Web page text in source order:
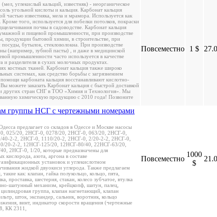
углекислый кальций, известняк) - неорганическое
угольной кислоты и кальция. Карбонат кальция
частью известняка, мела и мрамора. Используется как
того, используется для побелки потолков, покраски
почвы в садоводстве. Карбонат кальция
и пищевой промышленности, при производстве
продукции бытовой химии, в строительстве, при
посуды, бутылок, стекловолокна. При производстве
(например, зубной пасты) , и даже в медицинской
промышленности часто используется в качестве
и разделителя в сухих молочных продуктах.
костных тканей. Карбонат кальция также широко
системах, как средство борьбы с загрязнением
карбоната кальция восстанавливают кислотно-
можете заказать Карбонат кальция с быстрой доставкой
и других стран СНГ в ТОО «Химия и Технология». Мы
химическую продукцию с 2010 года! Позвоните
Повсеместно 1 $
группы НСГ с чертежными номерами
предлагает со складов в Одессе и Москве насосы
025/20, 2НСГ-0, 0278/20, 2НСГ-0, 063/20, 2НСГ-0,
2-2, 2НСГ-0, 1110/20-2, 2НСГ-0, 2/20-2-2, 2НСГ-0,
20-2-2, 12НСГ-125/20, 12НСГ-80/40, 22НСГ-63/20,
2НСГ-0, 1/20, которые предназначены для
кислорода, азота, аргона в составе
установок и углекислотном
жидкой двуокиси углерода. Также предлагаем
такие как: клапан, гайка полукольцо, кольцо, пята,
проставка, шестерня, стакан, колесо зубчатое, втулка
шатунный механизм, крейцкопф, шатун, палец,
группа, клапан нагнетающий, клапан
шток, экспандер, сальник, воротник, кольцо
винт, индикатор скорости вращения (чертежные
КК 2311,
Повсеместно
1000
$